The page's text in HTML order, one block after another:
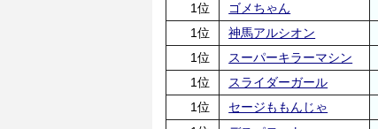
1位
ゴメちゃん
1位
神馬アルシオン
1位
スーパーキラーマシン
1位
スライダーガール
1位
セージももんじゃ